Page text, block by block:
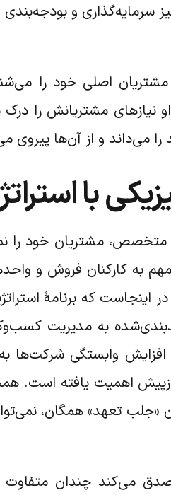
و بودجه‌بندی
اصلی خود را
نیازهای مشتریانش را
می‌داند و از آن‌ها پیروی
با
متخصص، مشتریان خود را
به کارکنان فروش و
اینجاست که برنامۀ
به مدیریت
وابستگی شرکت‌ها به
اهمیت یافته است.
تعهد» همگان،
می‌کند چندان متفاوت